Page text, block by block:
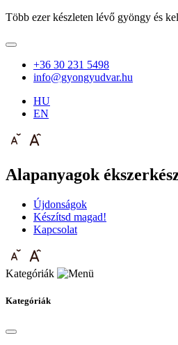
Több ezer készleten lévő gyöngy és
+36 30 231 5498
info@gyongyudvar.hu
HU
EN
Alapanyagok
Újdonságok
Készítsd magad!
Kapcsolat
Kategóriák
Kategóriák